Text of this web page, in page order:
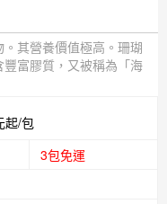
其營養價值極高。珊瑚
富膠質，又被稱為「海
起/包
3包免運